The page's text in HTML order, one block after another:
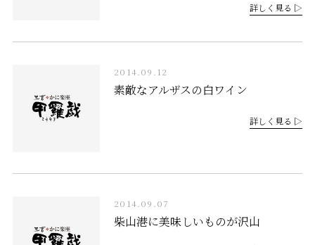
詳しく見る ▷
2014.09.12
素敵なアルザスの白ワイン
詳しく見る ▷
2014.09.07
柴山港に美味しいものが沢山